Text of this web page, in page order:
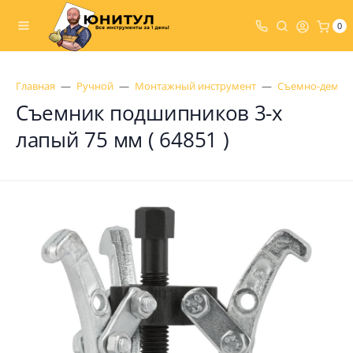
0
Главная Ручной Монтажный инструмент Съемно-
Съемник подшипников 3-х
лапый 75 мм ( 64851 )